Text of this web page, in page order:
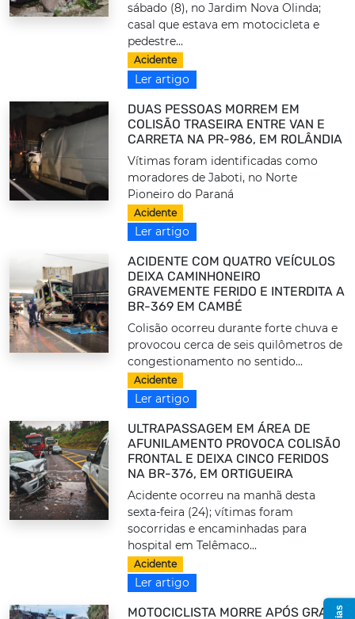
sábado (8), no Jardim Nova Olinda;
casal que estava em motocicleta e
pedestre...
Acidente
Ler artigo
DUAS PESSOAS MORREM EM
COLISÃO TRASEIRA ENTRE VAN E
CARRETA NA PR-986, EM ROLÂNDIA
Vítimas foram identificadas como
moradores de Jaboti, no Norte
Pioneiro do Paraná
Acidente
Ler artigo
ACIDENTE COM QUATRO VEÍCULOS
DEIXA CAMINHONEIRO
GRAVEMENTE FERIDO E INTERDITA A
BR-369 EM CAMBÉ
Colisão ocorreu durante forte chuva e
provocou cerca de seis quilômetros de
congestionamento no sentido...
Acidente
Ler artigo
ULTRAPASSAGEM EM ÁREA DE
AFUNILAMENTO PROVOCA COLISÃO
FRONTAL E DEIXA CINCO FERIDOS
NA BR-376, EM ORTIGUEIRA
Acidente ocorreu na manhã desta
sexta-feira (24); vítimas foram
socorridas e encaminhadas para
hospital em Telêmaco...
Acidente
Ler artigo
MOTOCICLISTA MORRE APÓS GRAVE